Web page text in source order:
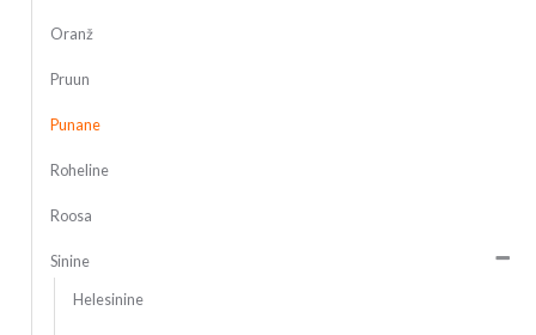
Oranž
Pruun
Punane
Roheline
Roosa
Sinine
Helesinine